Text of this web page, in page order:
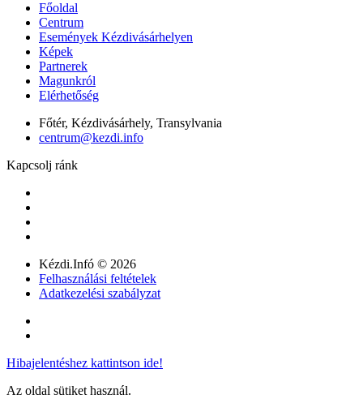
Főoldal
Centrum
Események Kézdivásárhelyen
Képek
Partnerek
Magunkról
Elérhetőség
Főtér, Kézdivásárhely, Transylvania
centrum@kezdi.info
Kapcsolj ránk
Kézdi.Infó © 2026
Felhasználási feltételek
Adatkezelési szabályzat
Hibajelentéshez kattintson ide!
Az oldal sütiket használ.